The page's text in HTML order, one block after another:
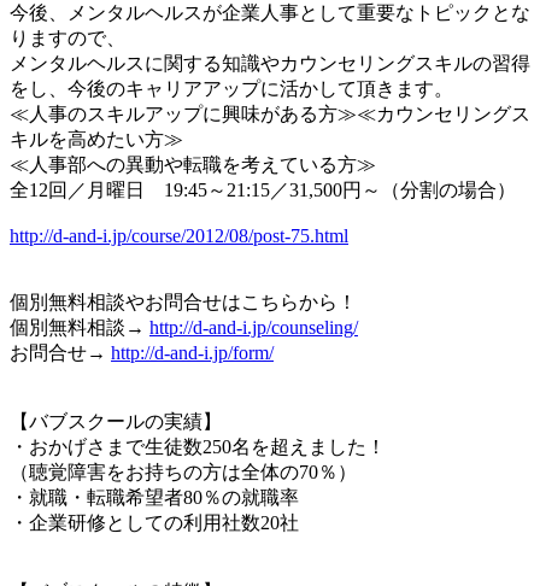
今後、メンタルヘルスが企業人事として重要なトピックとな
りますので、
メンタルヘルスに関する知識やカウンセリングスキルの習得
をし、今後のキャリアアップに活かして頂きます。
≪人事のスキルアップに興味がある方≫≪カウンセリングス
キルを高めたい方≫
≪人事部への異動や転職を考えている方≫
全12回／月曜日 19:45～21:15／31,500円～（分割の場合）
http://d-and-i.jp/course/2012/08/post-75.html
個別無料相談やお問合せはこちらから！
個別無料相談→ http://d-and-i.jp/counseling/
お問合せ→ http://d-and-i.jp/form/
【バブスクールの実績】
・おかげさまで生徒数250名を超えました！
（聴覚障害をお持ちの方は全体の70％）
・就職・転職希望者80％の就職率
・企業研修としての利用社数20社